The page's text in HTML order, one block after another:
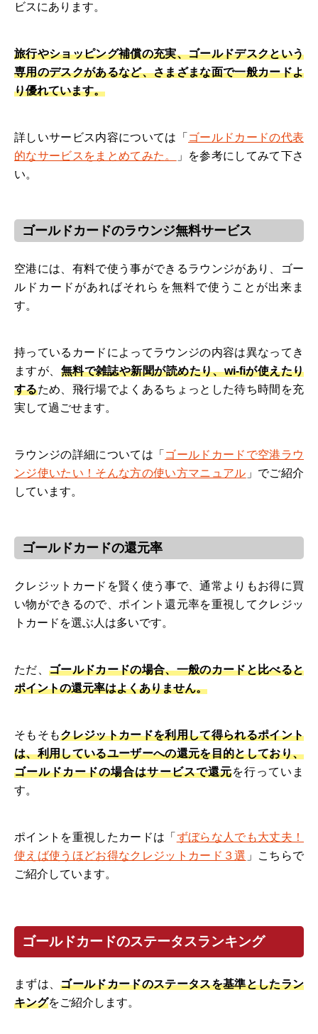
ビスにあります。
旅行やショッピング補償の充実、ゴールドデスクという
専用のデスクがあるなど、さまざまな面で一般カードよ
り優れています。
詳しいサービス内容については「 ゴールドカードの代表
的なサービスをまとめてみた。
」を参考にしてみて下さ
い。
ゴールドカードのラウンジ無料サービス
空港には、有料で使う事ができるラウンジがあり、ゴー
ルドカードがあればそれらを無料で使うことが出来ま
す。
持っているカードによってラウンジの内容は異なってき
ますが、 無料で雑誌や新聞が読めたり、wi-fiが使えたり
するため、飛行場でよくあるちょっとした待ち時間を充
実して過ごせます。
ラウンジの詳細については「 ゴールドカードで空港ラウ
ンジ使いたい！そんな方の使い方マニュアル 」でご紹介
しています。
ゴールドカードの還元率
クレジットカードを賢く使う事で、通常よりもお得に買
い物ができるので、ポイント還元率を重視してクレジッ
トカードを選ぶ人は多いです。
ただ、 ゴールドカードの場合、一般のカードと比べると
ポイントの還元率はよくありません。
そもそもクレジットカードを利用して得られるポイント
は、利用しているユーザーへの還元を目的としており、
ゴールドカードの場合はサービスで還元を行っていま
す。
ポイントを重視したカードは「 ずぼらな人でも大丈夫！
使えば使うほどお得なクレジットカード３選 」こちらで
ご紹介しています。
ゴールドカードのステータスランキング
まずは、ゴールドカードのステータスを基準としたラン
キングをご紹介します。